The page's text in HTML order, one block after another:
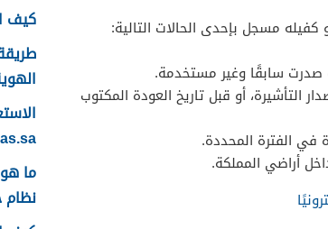
مسجل بإحدى الحالات التالية:
صدرت سابقًا وغير مستخدمة.
في خلال 90 يوماً من إصدار التأشيرة، أو قبل تاريخ العودة المكتوب
في الفترة المحددة.
أراضي المملكة.
كيف
الهوية
نظام